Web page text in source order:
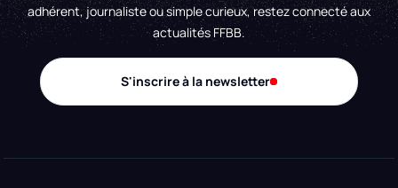
adhérent, journaliste ou simple curieux, restez connecté aux
actualités FFBB.
S'inscrire à la newsletter